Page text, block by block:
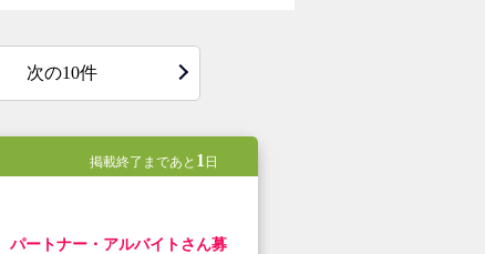
次の10件
掲載終了まであと 1 日
ートナー・アルバイトさん募